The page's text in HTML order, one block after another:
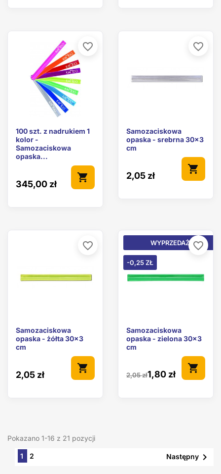
100 szt. z nadrukiem 1
kolor -
Samozaciskowa
opaska...
345,00 zł
shopping_cart
favorite_border
Samozaciskowa
opaska - srebrna 30x3
cm
2,05 zł
shopping_cart
favorite_border
Samozaciskowa
opaska - żółta 30x3
cm
2,05 zł
shopping_cart
favorite_border
Samozaciskowa
opaska - zielona 30x3
cm
2,05 zł1,80 zł
shopping_cart
WYPRZEDAŻ!
-0,25 ZŁ
favorite_border
Pokazano 1-16 z 21 pozycji
1 2 Następny 